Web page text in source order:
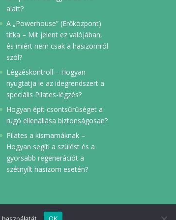
alatt?
A „Powerhouse” (Erőközpont)
titka – Mit jelent ez valójában,
és miért nem csak a hasizomról
szól?
Légzéskontroll – Hogyan
nyugtatja le az idegrendszert a
speciális Pilates-légzés?
Hogyan épít csontsűrűséget a
rugó ellenállása biztonságosan?
Pilates a kismamáknak –
Hogyan segíti a szülést és a
gyorsabb regenerációt a
szétnyílt hasizom esetén?